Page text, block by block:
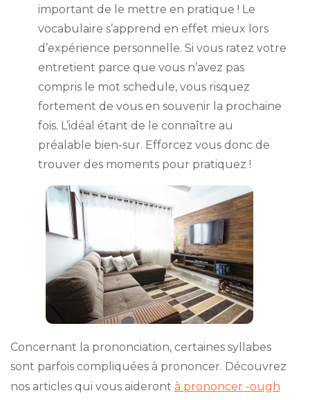
important de le mettre en pratique ! Le
vocabulaire s’apprend en effet mieux lors
d’expérience personnelle. Si vous ratez votre
entretient parce que vous n’avez pas
compris le mot schedule, vous risquez
fortement de vous en souvenir la prochaine
fois. L’idéal étant de le connaître au
préalable bien-sur. Efforcez vous donc de
trouver des moments pour pratiquez !
Concernant la prononciation, certaines syllabes
sont parfois compliquées à prononcer. Découvrez
nos articles qui vous aideront à prononcer -ough